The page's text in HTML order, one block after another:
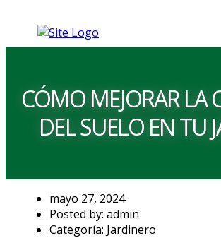
CÓMO MEJORAR LA
DEL SUELO EN TU
mayo 27, 2024
Posted by: admin
Categoría: Jardinero